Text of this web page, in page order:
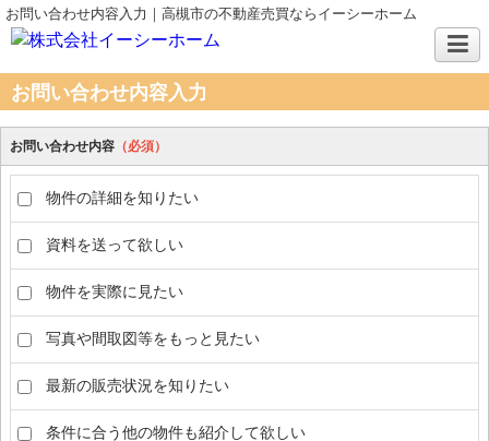
お問い合わせ内容入力｜高槻市の不動産売買ならイーシーホーム
お問い合わせ内容入力
お問い合わせ内容 （必須）
物件の詳細を知りたい
資料を送って欲しい
物件を実際に見たい
写真や間取図等をもっと見たい
最新の販売状況を知りたい
条件に合う他の物件も紹介して欲しい